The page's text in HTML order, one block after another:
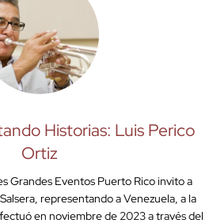
Historias: Luis Perico
Ortiz
Grandes Eventos Puerto Rico invito a
representando a Venezuela, a la
en noviembre de 2023 a través del